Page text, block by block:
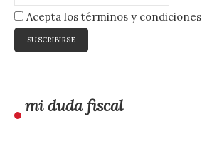
Acepta los términos y condiciones
mi duda fiscal